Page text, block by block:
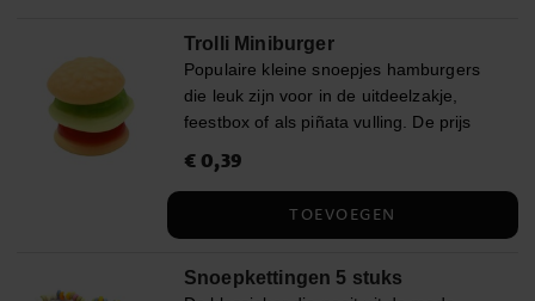
Trolli Miniburger
Populaire kleine snoepjes hamburgers
die leuk zijn voor in de uitdeelzakje,
feestbox of als piñata vulling. De prijs
Ingrediënten: Glucosestroop, suiker,
kurkuma, saffloer, citroen, radijs,
Prijs :€ 0,39
€ 0,39
TOEVOEGEN
Snoepkettingen 5 stuks